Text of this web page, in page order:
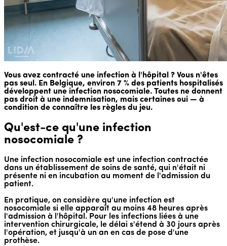
Vous avez contracté une infection à l'hôpital ? Vous n'êtes
pas seul. En Belgique, environ 7 % des patients hospitalisés
développent une infection nosocomiale. Toutes ne donnent
pas droit à une indemnisation, mais certaines oui — à
condition de connaître les règles du jeu.
Qu'est-ce qu'une infection
nosocomiale ?
Une infection nosocomiale est une infection contractée
dans un établissement de soins de santé, qui n'était ni
présente ni en incubation au moment de l'admission du
patient.
En pratique, on considère qu'une infection est
nosocomiale si elle apparaît au moins 48 heures après
l'admission à l'hôpital. Pour les infections liées à une
intervention chirurgicale, le délai s'étend à 30 jours après
l'opération, et jusqu'à un an en cas de pose d'une
prothèse.